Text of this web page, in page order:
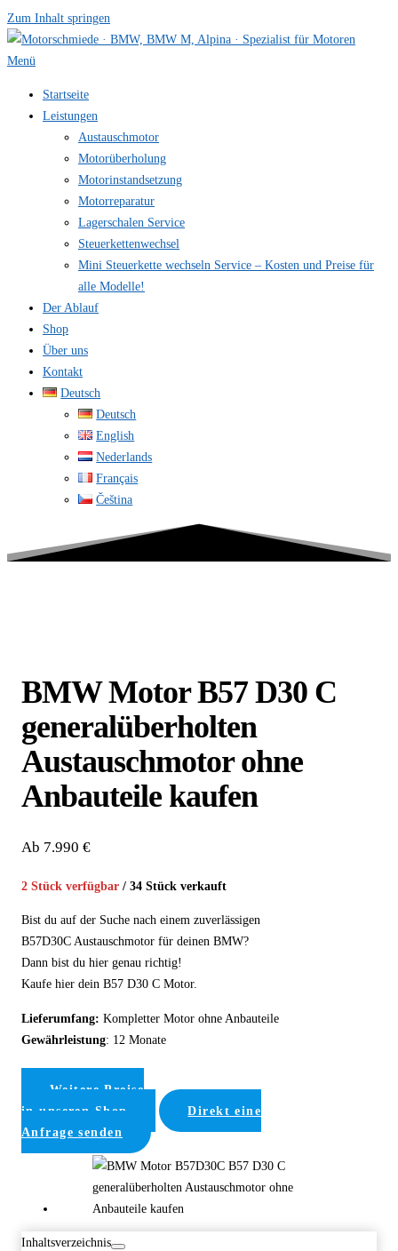
Zum Inhalt springen
Menü
Startseite
Leistungen
Austauschmotor
Motorüberholung
Motorinstandsetzung
Motorreparatur
Lagerschalen Service
Steuerkettenwechsel
Mini Steuer­kette wechseln Service – Kosten und Preise für
alle Modelle!
Der Ablauf
Shop
Über uns
Kontakt
Deutsch
Deutsch
English
Nederlands
Français
Čeština
BMW Motor B57 D30 C
generalüberholten
Austauschmotor ohne
Anbauteile kaufen
Ab 7.990 €
2 Stück verfügbar / 34 Stück verkauft
Bist du auf der Suche nach einem zuverlässigen
B57D30C Austauschmotor für deinen BMW?
Dann bist du hier genau richtig!
Kaufe hier dein B57 D30 C Motor.
Lieferumfang: Kompletter Motor ohne Anbauteile
Gewährleistung: 12 Monate
Weitere Preise
in unseren Shop
Direkt eine
Anfrage senden
Inhaltsverzeichnis